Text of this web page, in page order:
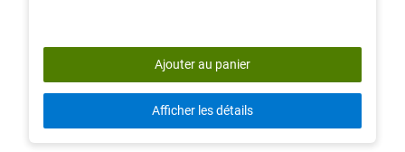
Ajouter au panier
Afficher les détails